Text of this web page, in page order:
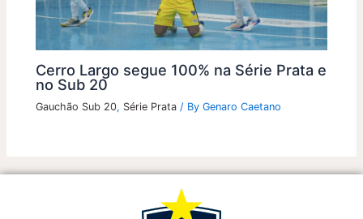
Cerro Largo segue 100% na Série Prata e
no Sub 20
Gauchão Sub 20, Série Prata / ByGenaro Caetano